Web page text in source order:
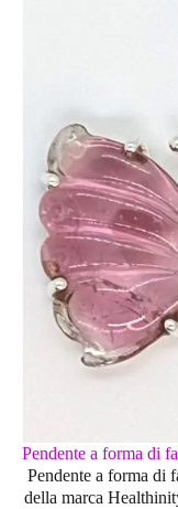
Pendente a forma di
Pendente a forma di
della marca